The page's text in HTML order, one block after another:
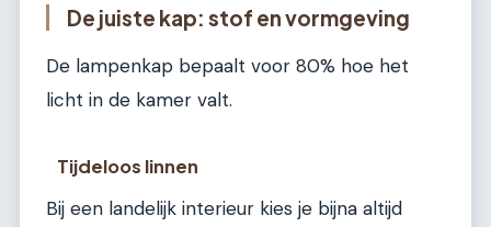
De juiste kap: stof en vormgeving
De lampenkap bepaalt voor 80% hoe het
licht in de kamer valt.
Tijdeloos linnen
Bij een landelijk interieur kies je bijna altijd